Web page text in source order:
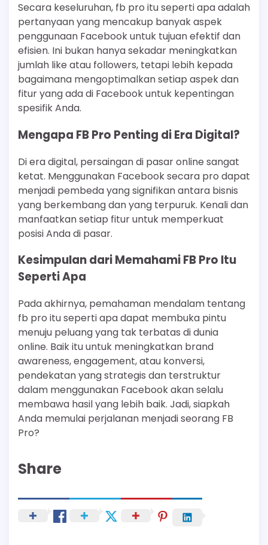
Secara keseluruhan, fb pro itu seperti apa adalah
pertanyaan yang mencakup banyak aspek
penggunaan Facebook untuk tujuan efektif dan
efisien. Ini bukan hanya sekadar meningkatkan
jumlah like atau followers, tetapi lebih kepada
bagaimana mengoptimalkan setiap aspek dan
fitur yang ada di Facebook untuk kepentingan
spesifik Anda.
Mengapa FB Pro Penting di Era Digital?
Di era digital, persaingan di pasar online sangat
ketat. Menggunakan Facebook secara pro dapat
menjadi pembeda yang signifikan antara bisnis
yang berkembang dan yang terpuruk. Kenali dan
manfaatkan setiap fitur untuk memperkuat
posisi Anda di pasar.
Kesimpulan dari Memahami FB Pro Itu
Seperti Apa
Pada akhirnya, pemahaman mendalam tentang
fb pro itu seperti apa dapat membuka pintu
menuju peluang yang tak terbatas di dunia
online. Baik itu untuk meningkatkan brand
awareness, engagement, atau konversi,
pendekatan yang strategis dan terstruktur
dalam menggunakan Facebook akan selalu
membawa hasil yang lebih baik. Jadi, siapkah
Anda memulai perjalanan menjadi seorang FB
Pro?
Share